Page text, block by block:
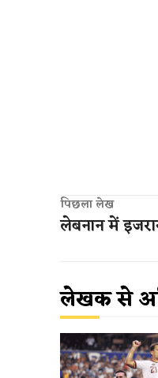
पिछला लेख
लेबनान में
लेखक से